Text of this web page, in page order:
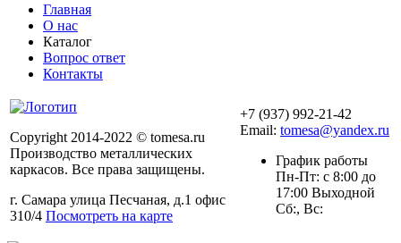
Главная
О нас
Каталог
Вопрос ответ
Контакты
Copyright 2014-2022 © tomesa.ru
Производство металлических
каркасов. Все права защищены.
г. Самара улица Песчаная, д.1 офис
310/4 Посмотреть на карте
+7 (937) 992-21-42
Email: tomesa@yandex.ru
График работы
Пн-Пт: с 8:00 до
17:00 Выходной
Сб:, Вс: